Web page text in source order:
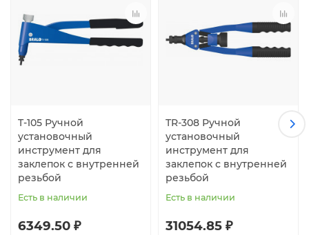
T-105 Ручной
установочный
инструмент для
заклепок с внутренней
резьбой
Есть в наличии
6349.50 ₽
TR-308 Ручной
установочный
инструмент для
заклепок с внутренней
резьбой
Есть в наличии
31054.85 ₽